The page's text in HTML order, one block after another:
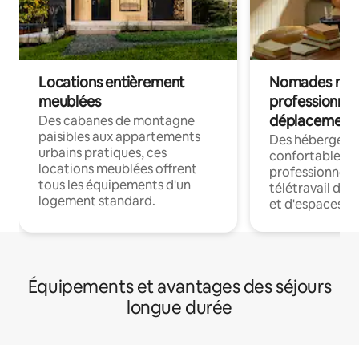
Locations entièrement
meublées
Des cabanes de montagne
paisibles aux appartements
urbains pratiques, ces
locations meublées offrent
tous les équipements d'un
logement standard.
Nomades
déplacement
Des
confortables
professionnels
télétravail
et d'espaces
Équipements et avantages des séjours
longue durée